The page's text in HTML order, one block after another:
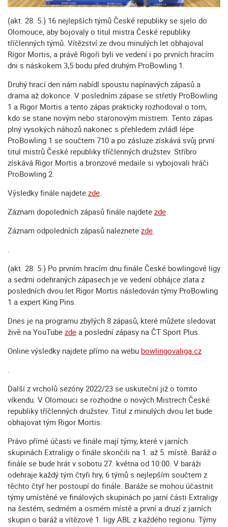
(akt. 28. 5.) 16 nejlepších týmů České republiky se sjelo do
Olomouce, aby bojovaly o titul mistra České republiky
tříčlenných týmů. Vítězství ze dvou minulých let obhajoval
Rigor Mortis, a právě Rigoři byli ve vedení i po prvních hracím
dni s náskokem 3,5 bodu před druhým ProBowling 1.
Druhý hrací den nám nabídl spoustu napínavých zápasů a
drama až dokonce. V posledním zápase se střetly ProBowling
1 a Rigor Mortis a tento zápas prakticky rozhodoval o tom,
kdo se stane novým nebo staronovým mistrem. Tento zápas
plný vysokých náhozů nakonec s přehledem zvládl lépe
ProBowling 1 se součtem 710 a po zásluze získává svůj první
titul mistrů České republiky tříčlenných družstev. Stříbro
získává Rigor Mortis a bronzové medaile si vybojovali hráči
ProBowling 2.
Výsledky finále najdete zde
Záznam dopoledních zápasů finále najdete zde
Záznam odpoledních zápasů naleznete zde
(akt. 28. 5.) Po prvním hracím dnu finále České bowlingové ligy
a sedmi odehraných zápasech je ve vedení obhájce zlata z
posledních dvou let Rigor Mortis následován týmy ProBowling
1 a expert King Pins.
Dnes je na programu zbylých 8 zápasů, které můžete sledovat
živě na YouTube zde a poslední zápasy na ČT Sport Plus.
Online výsledky najdete přímo na webu bowlingovaliga.cz
Další z vrcholů sezóny 2022/23 se uskuteční již o tomto
víkendu. V Olomouci se rozhodne o nových Mistrech České
republiky tříčlenných družstev. Titul z minulých dvou let bude
obhajovat tým Rigor Mortis.
Právo přímé účasti ve finále mají týmy, které v jarních
skupinách Extraligy o finále skončili na 1. až 5. místě. Baráž o
finále se bude hrát v sobotu 27. května od 10:00. V baráži
odehraje každý tým čtyři hry, 6 týmů s nejlepším součtem z
těchto čtyř her postoupí do finále. Baráže se mohou účastnit
týmy umístěné ve finálových skupinách po jarní části Extraligy
na šestém, sedmém a osmém místě a první a druzí z jarních
skupin o baráž a vítězové 1. ligy ABL z každého regionu. Týmy